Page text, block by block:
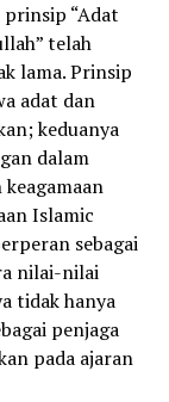
prinsip “Adat
telah
lama. Prinsip
adat dan
keduanya
dalam
Islamic
sebagai
nilai-nilai
tidak hanya
penjaga
pada ajaran